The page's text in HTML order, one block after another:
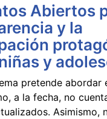
Abiertos
y la
y
pretende abordar
a la fecha, no
Asimismo,